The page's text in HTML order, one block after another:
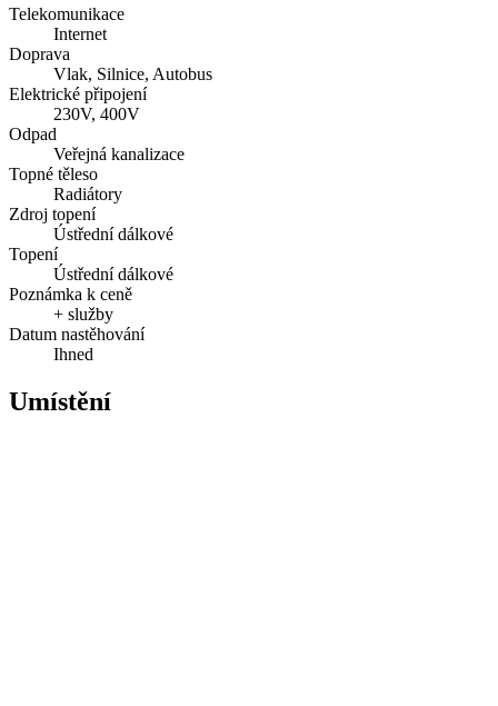
Telekomunikace
Internet
Doprava
Vlak, Silnice, Autobus
Elektrické připojení
230V, 400V
Odpad
Veřejná kanalizace
Topné těleso
Radiátory
Zdroj topení
Ústřední dálkové
Topení
Ústřední dálkové
Poznámka k ceně
+ služby
Datum nastěhování
Ihned
Umístění